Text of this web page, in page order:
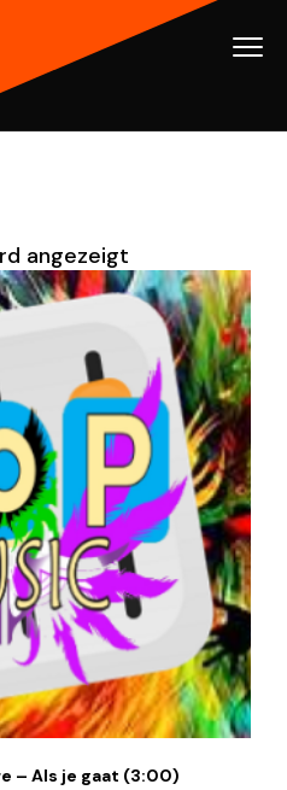
angezeigt
– Als je gaat (3:00)